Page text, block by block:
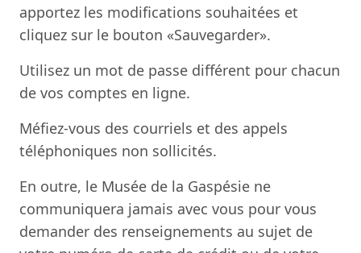
apportez les modifications souhaitées et
cliquez sur le bouton «Sauvegarder».
Utilisez un mot de passe différent pour chacun
de vos comptes en ligne.
Méfiez-vous des courriels et des appels
téléphoniques non sollicités.
En outre, le Musée de la Gaspésie ne
communiquera jamais avec vous pour vous
demander des renseignements au sujet de